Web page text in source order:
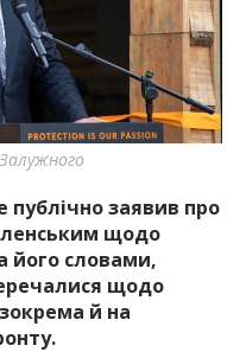
інформацію про події
та області.
заявив про
щодо
його словами,
щодо
й на